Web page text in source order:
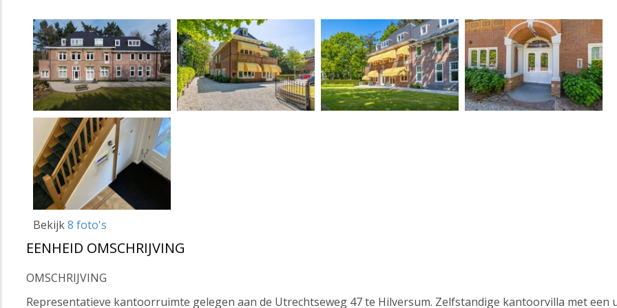
Bekijk8 foto's
EENHEID OMSCHRIJVING
OMSCHRIJVING
Representatieve kantoorruimte gelegen aan de Utrechtseweg 47 te Hilversum. Zelfstandige kantoorvilla met een